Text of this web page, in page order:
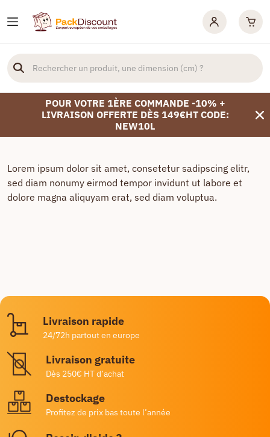
POUR VOTRE 1ÈRE COMMANDE -10% +
LIVRAISON OFFERTE DÈS 149€HT CODE:
NEW10L
Lorem ipsum dolor sit amet, consetetur sadipscing elitr,
sed diam nonumy eirmod tempor invidunt ut labore et
dolore magna aliquyam erat, sed diam voluptua.
Livraison rapide
24/72h partout en europe
Livraison gratuite
Dès 250€ HT d’achat
Destockage
Profitez de prix bas toute l’année